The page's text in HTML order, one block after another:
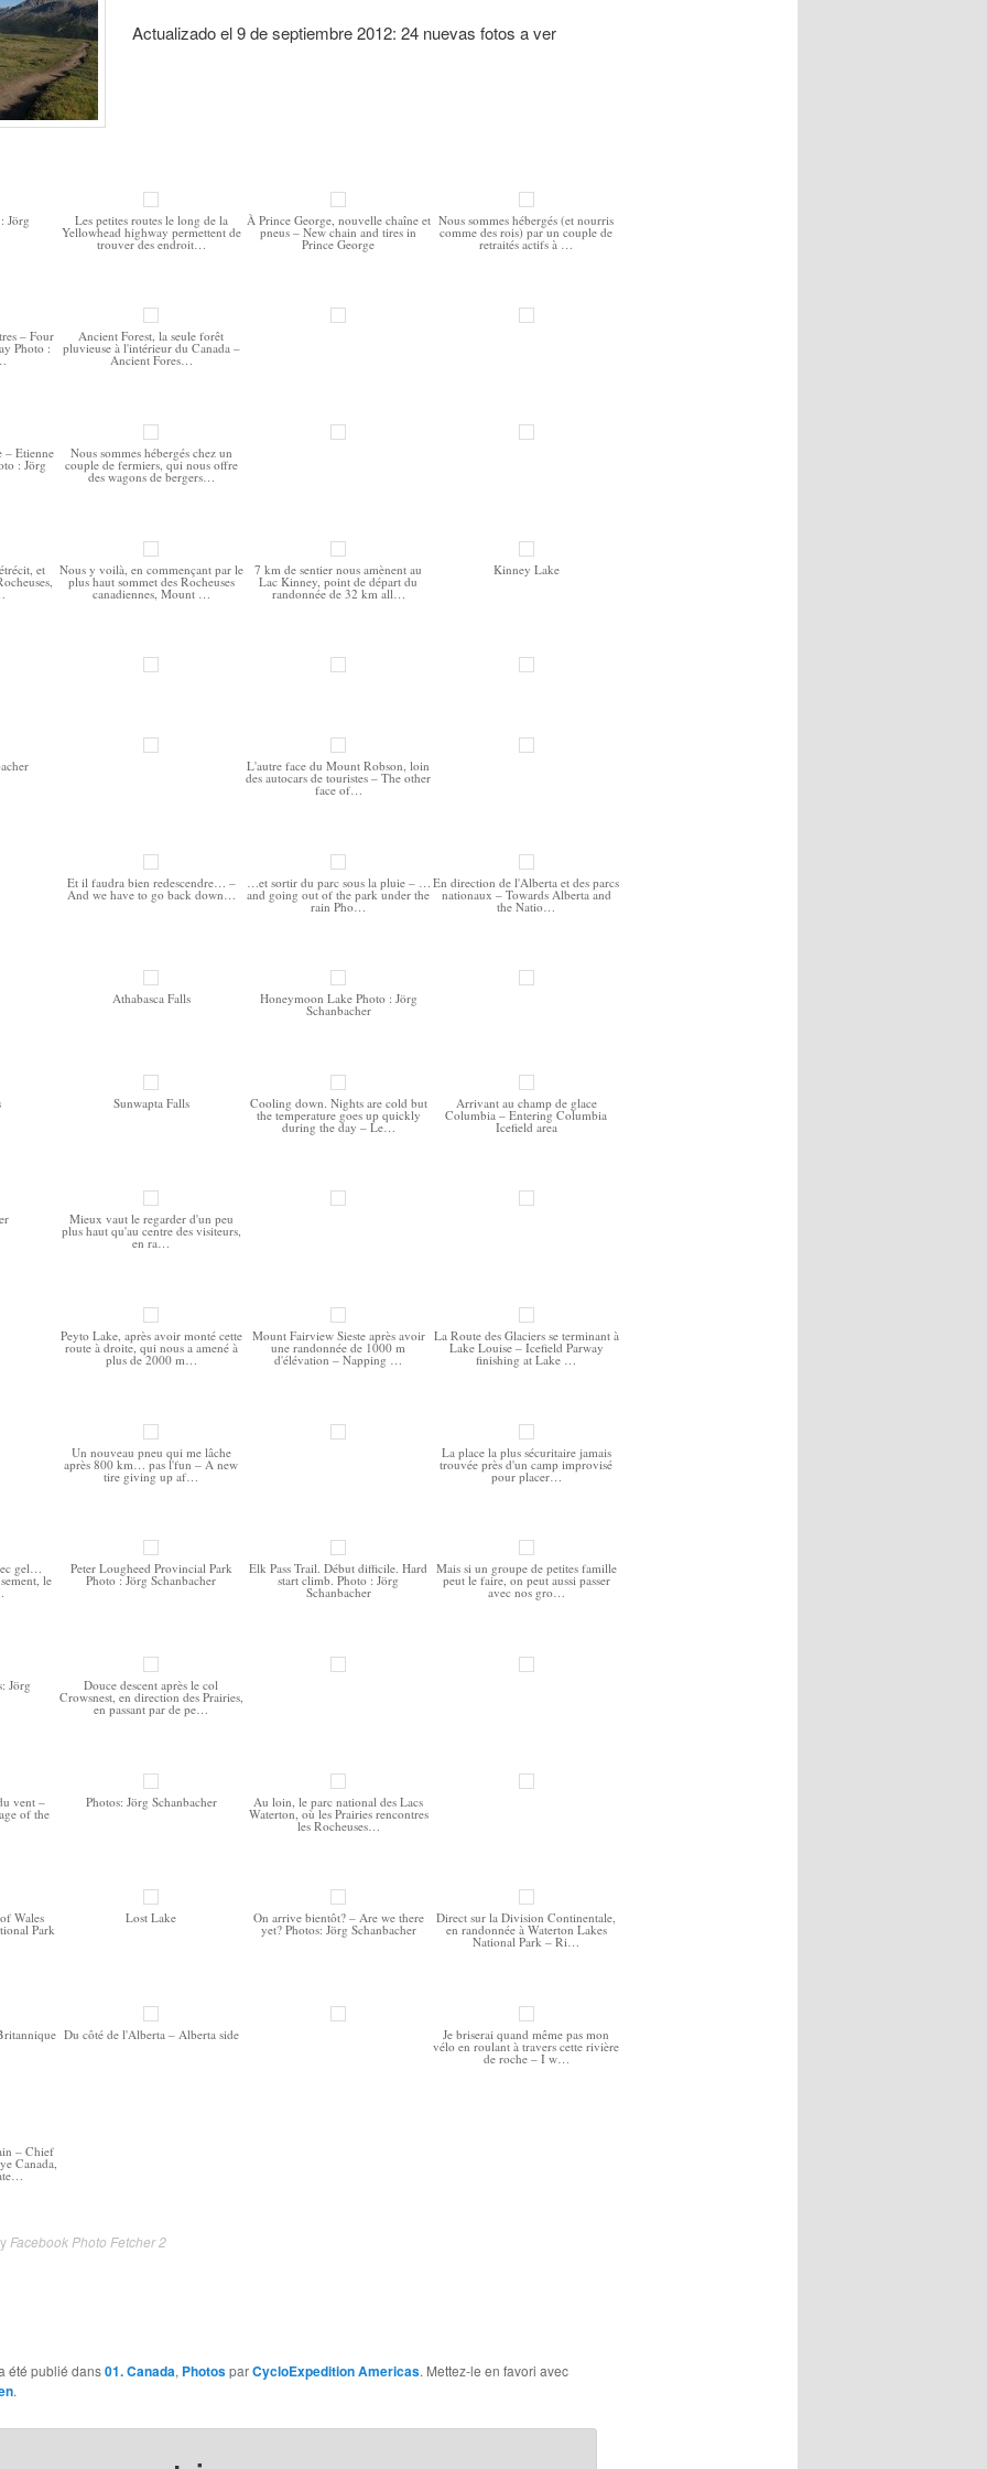
Actualizado el 9 de septiembre 2012: 24 nuevas fotos a ver
Jörg Les petites routes le long de la
Yellowhead highway permettent de
trouver des endroit…
À Prince George, nouvelle chaîne et
pneus – New chain and tires in
Prince George
Nous sommes hébergés (et nourris
comme des rois) par un couple de
retraités actifs à …
– Four
Photo :
Ancient Forest, la seule forêt
pluvieuse à l'intérieur du Canada –
Ancient Fores…
– Etienne
: Jörg
Nous sommes hébergés chez un
couple de fermiers, qui nous offre
des wagons de bergers…
et Nous y voilà, en commençant par le
plus haut sommet des Rocheuses
canadiennes, Mount …
7 km de sentier nous amènent au
Lac Kinney, point de départ du
randonnée de 32 km all…
Kinney Lake
L'autre face du Mount Robson, loin
des autocars de touristes – The other
face of…
Et il faudra bien redescendre… –
And we have to go back down…
…et sortir du parc sous la pluie – …
and going out of the park under the
rain Pho…
En direction de l'Alberta et des parcs
nationaux – Towards Alberta and
the Natio…
Athabasca Falls Honeymoon Lake Photo : Jörg
Schanbacher
Sunwapta Falls Cooling down. Nights are cold but
the temperature goes up quickly
during the day – Le…
Arrivant au champ de glace
Columbia – Entering Columbia
Icefield area
Mieux vaut le regarder d'un peu
plus haut qu'au centre des visiteurs,
en ra…
Peyto Lake, après avoir monté cette
route à droite, qui nous a amené à
plus de 2000 m…
Mount Fairview Sieste après avoir
une randonnée de 1000 m
d'élévation – Napping …
La Route des Glaciers se terminant à
Lake Louise – Icefield Parway
finishing at Lake …
Un nouveau pneu qui me lâche
après 800 km… pas l'fun – A new
tire giving up af…
La place la plus sécuritaire jamais
trouvée près d'un camp improvisé
pour placer…
gel…
le
Peter Lougheed Provincial Park
Photo : Jörg Schanbacher
Elk Pass Trail. Début difficile. Hard
start climb. Photo : Jörg
Schanbacher
Mais si un groupe de petites famille
peut le faire, on peut aussi passer
avec nos gro…
Jörg Douce descent après le col
Crowsnest, en direction des Prairies,
en passant par de pe…
vent –
of the
Photos: Jörg Schanbacher Au loin, le parc national des Lacs
Waterton, où les Prairies rencontres
les Rocheuses…
Wales
Park
Lost Lake On arrive bientôt? – Are we there
yet? Photos: Jörg Schanbacher
Direct sur la Division Continentale,
en randonnée à Waterton Lakes
National Park – Ri…
Du côté de l'Alberta – Alberta side Je briserai quand même pas mon
vélo en roulant à travers cette rivière
de roche – I w…
– Chief
Canada,
Facebook Photo Fetcher 2
été publié dans01. Canada, PhotosparCycloExpedition Americas. Mettez-le en favori avec
.